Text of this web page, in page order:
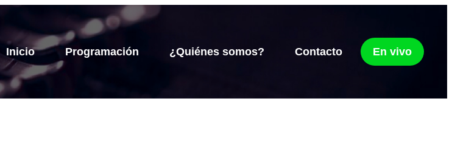
Inicio Programación ¿Quiénes somos? Contacto En vivo